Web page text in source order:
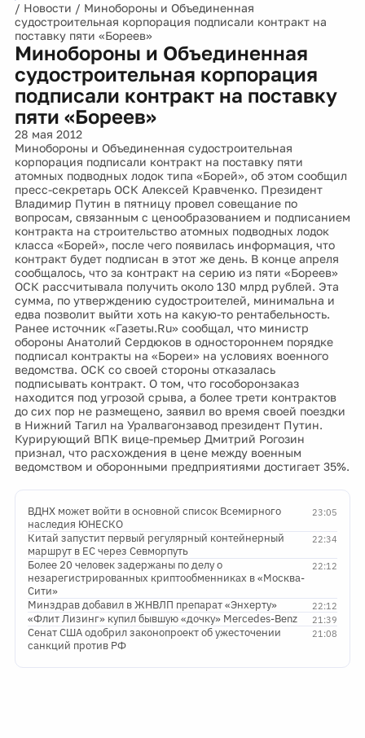
/ Новости / Минобороны и Объединенная
судостроительная корпорация подписали контракт на
поставку пяти «Бореев»
Минобороны и Объединенная
судостроительная корпорация
подписали контракт на поставку
пяти «Бореев»
28 мая 2012
Минобороны и Объединенная судостроительная
корпорация подписали контракт на поставку пяти
атомных подводных лодок типа «Борей», об этом сообщил
пресс-секретарь ОСК Алексей Кравченко. Президент
Владимир Путин в пятницу провел совещание по
вопросам, связанным с ценообразованием и подписанием
контракта на строительство атомных подводных лодок
класса «Борей», после чего появилась информация, что
контракт будет подписан в этот же день. В конце апреля
сообщалось, что за контракт на серию из пяти «Бореев»
ОСК рассчитывала получить около 130 млрд рублей. Эта
сумма, по утверждению судостроителей, минимальна и
едва позволит выйти хоть на какую-то рентабельность.
Ранее источник «Газеты.Ru» сообщал, что министр
обороны Анатолий Сердюков в одностороннем порядке
подписал контракты на «Бореи» на условиях военного
ведомства. ОСК со своей стороны отказалась
подписывать контракт. О том, что гособоронзаказ
находится под угрозой срыва, а более трети контрактов
до сих пор не размещено, заявил во время своей поездки
в Нижний Тагил на Уралвагонзавод президент Путин.
Курирующий ВПК вице-премьер Дмитрий Рогозин
признал, что расхождения в цене между военным
ведомством и оборонными предприятиями достигает 35%.
23:05
ВДНХ может войти в основной список Всемирного
наследия ЮНЕСКО
22:34
Китай запустит первый регулярный контейнерный
маршрут в ЕС через Севморпуть
22:12
Более 20 человек задержаны по делу о
незарегистрированных криптообменниках в «Москва-
Сити»
22:12
Минздрав добавил в ЖНВЛП препарат «Энхерту»
21:39
«Флит Лизинг» купил бывшую «дочку» Mercedes-Benz
21:08
Сенат США одобрил законопроект об ужесточении
санкций против РФ